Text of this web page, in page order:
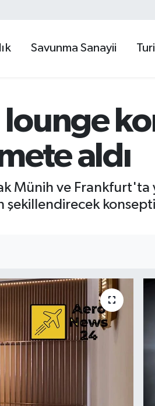
Savunma Sanayii
lounge
aldı
Münih ve Frankfurt'ta